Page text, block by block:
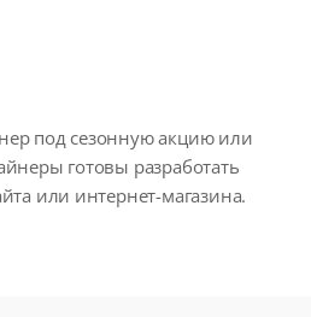
под сезонную акцию или
готовы разработать
или интернет-магазина.